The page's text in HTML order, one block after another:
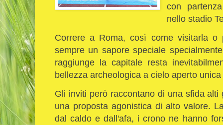
con
nello stadio
Correre a Roma, così come visitarla
sempre un sapore speciale
raggiunge la capitale resta
bellezza archeologica a cielo aperto
Gli inviti però raccontano di una sfida
una proposta agonistica di alto valore.
dal caldo e dall'afa, i crono ne hanno